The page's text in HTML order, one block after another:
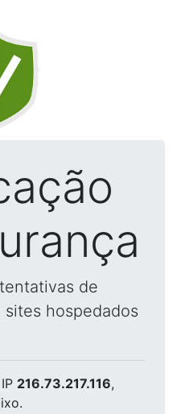
de
hospedados
216.73.217.116,